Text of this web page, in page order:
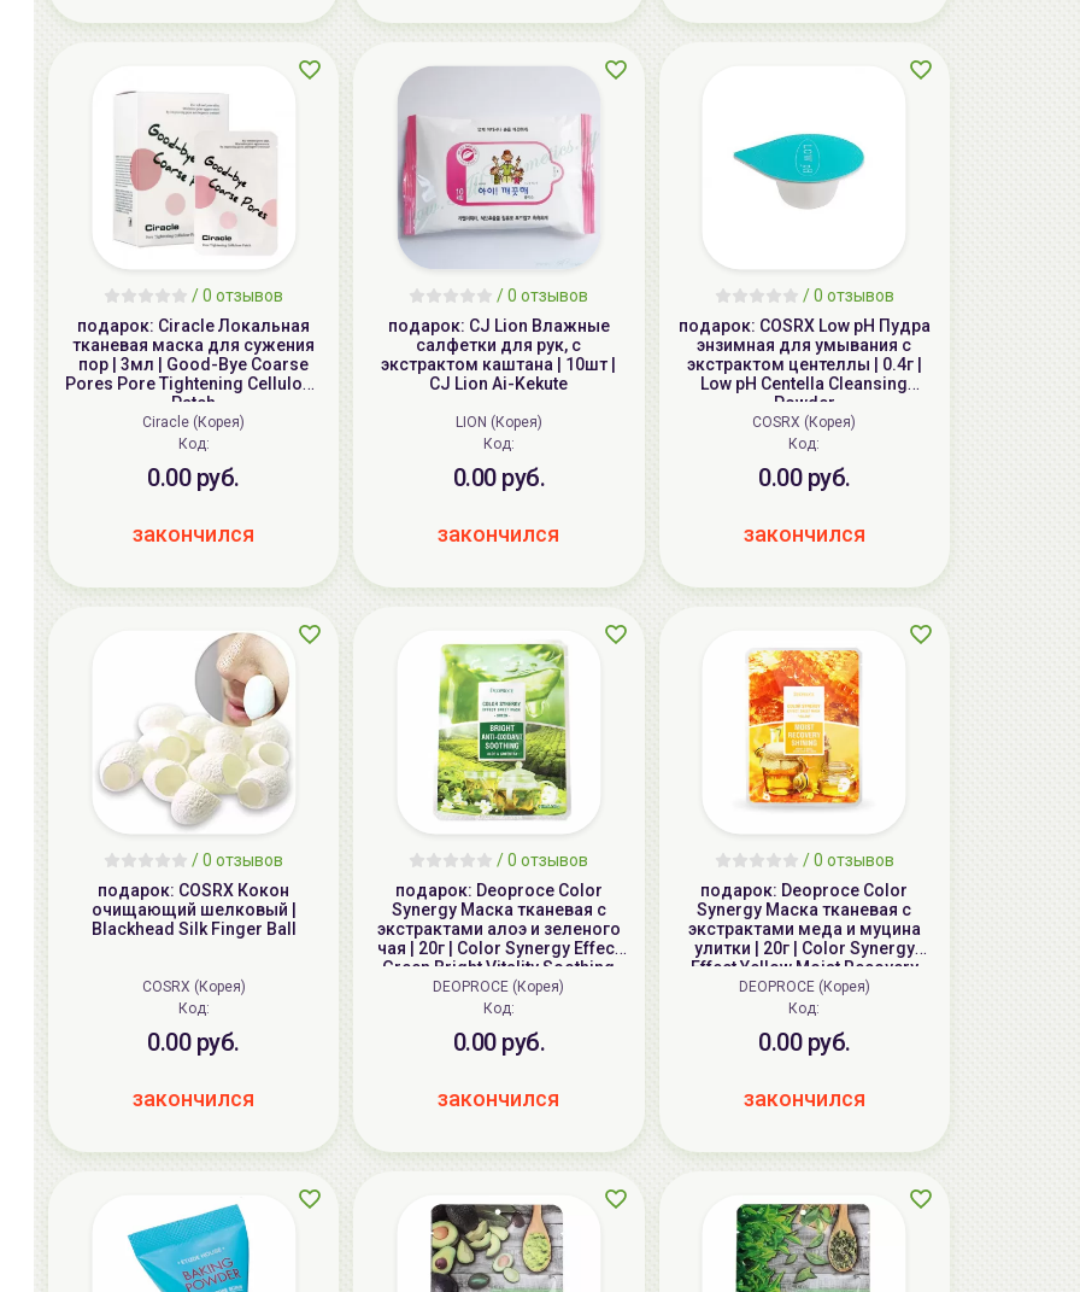
/ 0 отзывов
подарок: Ciracle Локальная
тканевая маска для сужения
пор | 3мл | Good-Bye Coarse
Pores Pore Tightening Cellulose
Patch
Ciracle (Корея)
Код:
0.00 руб.
закончился
/ 0 отзывов
подарок: CJ Lion Влажные
салфетки для рук, с
экстрактом каштана | 10шт |
CJ Lion Ai-Kekute
LION (Корея)
Код:
0.00 руб.
закончился
/ 0 отзывов
подарок: COSRX Low pH Пудра
энзимная для умывания с
экстрактом центеллы | 0.4г |
Low pH Centella Cleansing
Powder
COSRX (Корея)
Код:
0.00 руб.
закончился
/ 0 отзывов
подарок: COSRX Кокон
очищающий шелковый |
Blackhead Silk Finger Ball
COSRX (Корея)
Код:
0.00 руб.
закончился
/ 0 отзывов
подарок: Deoproce Color
Synergy Маска тканевая с
экстрактами алоэ и зеленого
чая | 20г | Color Synergy Effect
Green Bright Vitality Soothing
Sheet Mask
DEOPROCE (Корея)
Код:
0.00 руб.
закончился
/ 0 отзывов
подарок: Deoproce Color
Synergy Маска тканевая с
экстрактами меда и муцина
улитки | 20г | Color Synergy
Effect Yellow Moist Recovery
Shining Sheet Mask
DEOPROCE (Корея)
Код:
0.00 руб.
закончился